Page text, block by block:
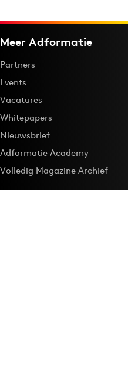
Meer Adformatie
Partners
Events
Vacatures
Whitepapers
Nieuwsbrief
Adformatie Academy
Volledig Magazine Archief